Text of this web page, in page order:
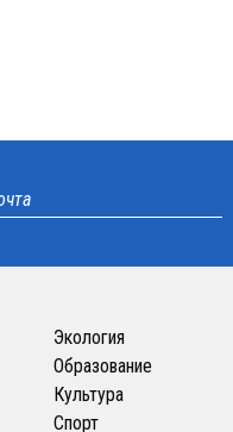
Экология
Образование
Культура
Спорт